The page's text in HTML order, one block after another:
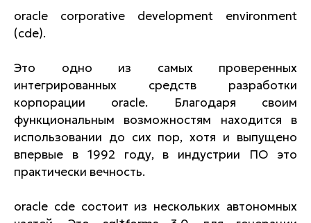
oracle corporative development environment
(cde).
Это одно из самых проверенных
интегрированных средств разработки
корпорации oracle. Благодаря своим
функциональным возможностям находится в
использовании до сих пор, хотя и выпущено
впервые в 1992 году, в индустрии ПО это
практически вечность.
oracle cde состоит из нескольких автономных